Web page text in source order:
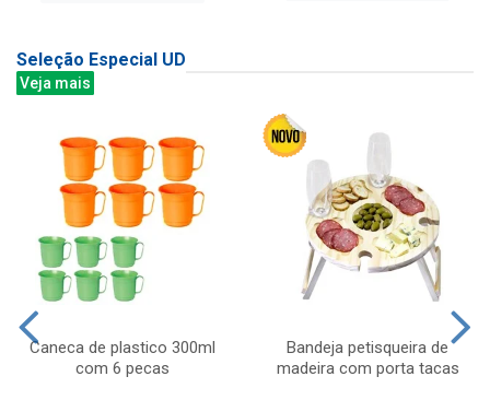
Seleção Especial UD
Veja mais
Caneca de plastico 300ml
com 6 pecas
Bandeja petisqueira de
madeira com porta tacas